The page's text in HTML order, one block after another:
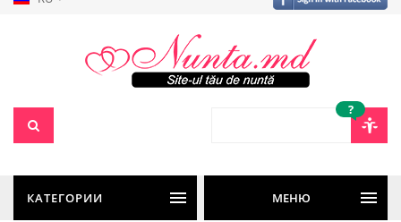
?
КАТЕГОРИИ МЕНЮ